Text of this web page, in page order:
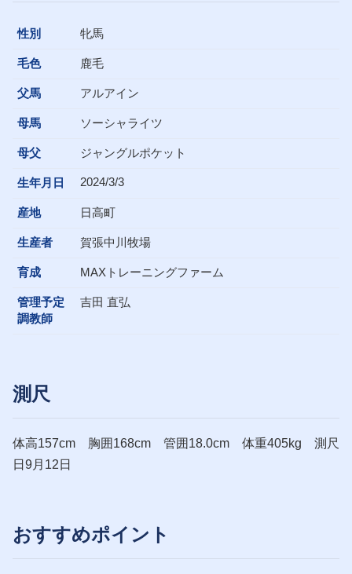
性別 牝馬
毛色 鹿毛
父馬 アルアイン
母馬 ソーシャライツ
母父 ジャングルポケット
生年月日 2024/3/3
産地 日高町
生産者 賀張中川牧場
育成 MAXトレーニングファーム
管理予定
調教師
吉田 直弘
測尺
体高157cm 胸囲168cm 管囲18.0cm 体重405kg 測尺
日9月12日
おすすめポイント